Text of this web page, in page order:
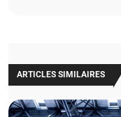
ARTICLES SIMILAIRES